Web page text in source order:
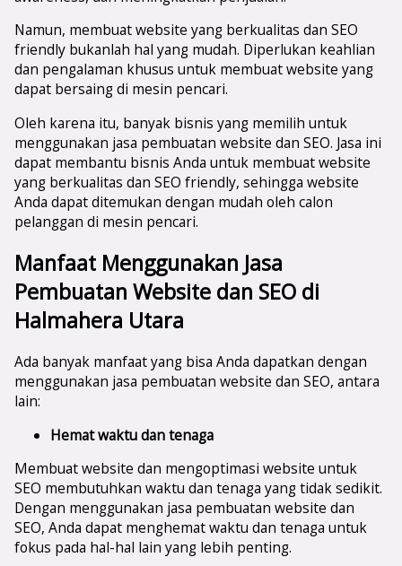
Namun, membuat website yang berkualitas dan SEO
friendly bukanlah hal yang mudah. Diperlukan keahlian
dan pengalaman khusus untuk membuat website yang
dapat bersaing di mesin pencari.
Oleh karena itu, banyak bisnis yang memilih untuk
menggunakan jasa pembuatan website dan SEO. Jasa ini
dapat membantu bisnis Anda untuk membuat website
yang berkualitas dan SEO friendly, sehingga website
Anda dapat ditemukan dengan mudah oleh calon
pelanggan di mesin pencari.
Manfaat Menggunakan Jasa
Pembuatan Website dan SEO di
Halmahera Utara
Ada banyak manfaat yang bisa Anda dapatkan dengan
menggunakan jasa pembuatan website dan SEO, antara
lain:
Hemat waktu dan tenaga
Membuat website dan mengoptimasi website untuk
SEO membutuhkan waktu dan tenaga yang tidak sedikit.
Dengan menggunakan jasa pembuatan website dan
SEO, Anda dapat menghemat waktu dan tenaga untuk
fokus pada hal-hal lain yang lebih penting.